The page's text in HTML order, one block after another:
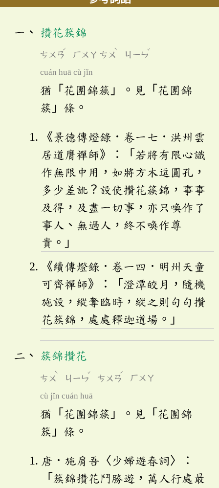
攢花簇錦
ㄘㄨㄢ
ˊ
ㄏㄨㄚ ㄘㄨ
ˋ
ㄐㄧㄣ
ˇ
cuán huā cù jǐn
猶「花團錦簇」。見「花團錦
簇」條。
《景德傳燈錄．卷一七．洪州雲
居道膺禪師》：「若將有限心識
作無限中用，如將方木逗圓孔，
多少差訛？設使攢花簇錦，事事
及得，及盡一切事，亦只喚作了
事人、無過人，終不喚作尊
貴。」
《續傳燈錄．卷一四．明州天童
可齊禪師》：「澄潭皎月，隨機
施設，縱奪臨時，縱之則句句攢
花簇錦，處處釋迦道場。」
簇錦攢花
ㄘㄨ
ˋ
ㄐㄧㄣ
ˇ
ㄘㄨㄢ
ˊ
ㄏㄨㄚ
cù jǐn cuán huā
猶「花團錦簇」。見「花團錦
簇」條。
唐．施肩吾〈少婦遊春詞〉：
「簇錦攢花鬥勝遊，萬人行處最